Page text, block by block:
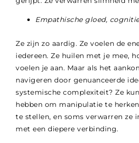
Empathische gloed,
Ze zijn zo aardig. Ze voelen de
iedereen. Ze huilen met je mee,
voelen je aan. Maar als het
navigeren door genuanceerde
systemische complexiteit? Ze
hebben om manipulatie te
te stellen, en soms verwarren ze
met een diepere verbinding.